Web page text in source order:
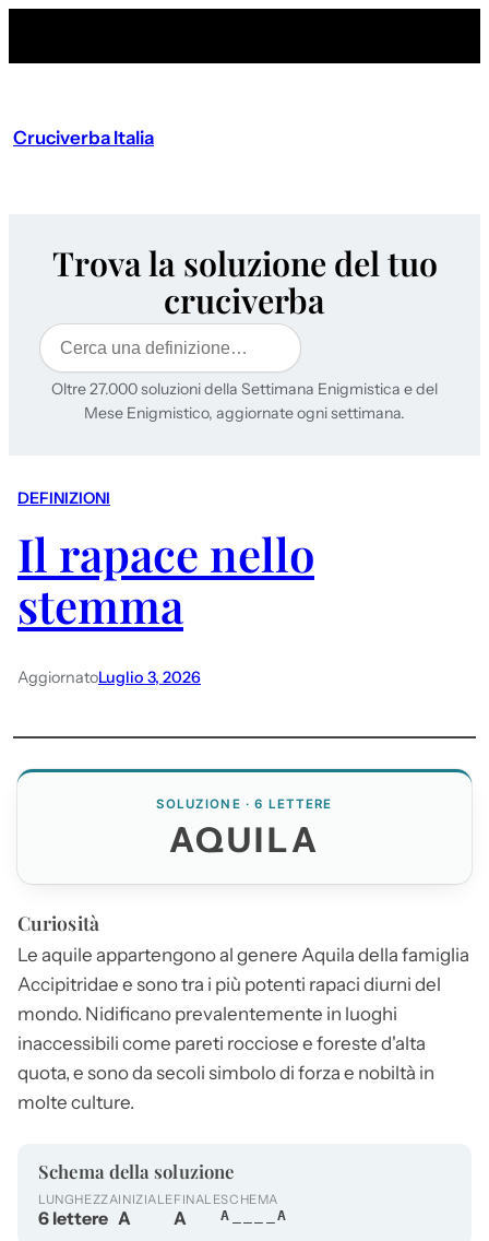
Cruciverba Italia
Trova la soluzione del tuo
cruciverba
Cerca
Oltre 27.000 soluzioni della Settimana Enigmistica e del
Mese Enigmistico, aggiornate ogni settimana.
DEFINIZIONI
Il rapace nello
stemma
AggiornatoLuglio 3, 2026
SOLUZIONE · 6 LETTERE
AQUILA
Curiosità
Le aquile appartengono al genere Aquila della famiglia
Accipitridae e sono tra i più potenti rapaci diurni del
mondo. Nidificano prevalentemente in luoghi
inaccessibili come pareti rocciose e foreste d'alta
quota, e sono da secoli simbolo di forza e nobiltà in
molte culture.
Schema della soluzione
LUNGHEZZA
6 lettere
INIZIALE
A
FINALE
A
SCHEMA
A____A